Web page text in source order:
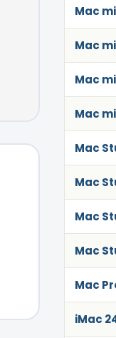
Mac
Mac
Mac
Mac
Mac
Mac
Mac
Mac
Mac
iMac